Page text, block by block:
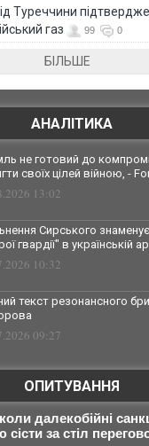
Туреччини
газ
99 0
БІЛЬШЕ
АНАЛІТИКА
не готовий до
своїх цілей війною, -
13:02
Сирського
гвардії" в українській
10:32
текст резонансного
09:27
ОПИТУВАННЯ
далекобійні
за стіл